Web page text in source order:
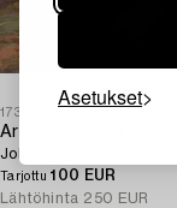
Asetukset
1730936
Arthur Heickell
Jokimaisema.
Tarjottu100 EUR
Lähtöhinta 250 EUR